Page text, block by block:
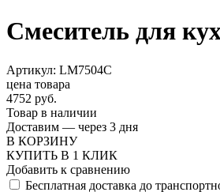
Смеситель для
Артикул: LM7504C
цена товара
4752 руб.
Товар в наличии
Доставим — через 3 дня
В КОРЗИНУ
КУПИТЬ В 1 КЛИК
Добавить к сравнению
Бесплатная доставка до